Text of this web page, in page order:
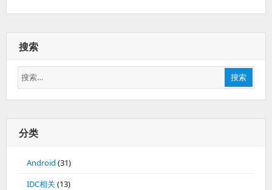
搜索
搜
索：
搜索
分类
Android (31)
IDC相关(13)